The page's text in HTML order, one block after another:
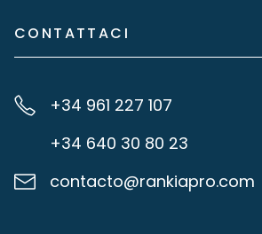
CONTATTACI
+34 961 227 107
+34 640 30 80 23
contacto@rankiapro.com